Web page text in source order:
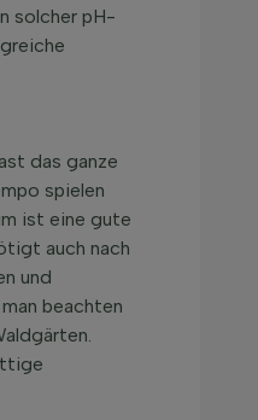
solcher pH-
das ganze
spielen
ist eine gute
auch nach
und
beachten